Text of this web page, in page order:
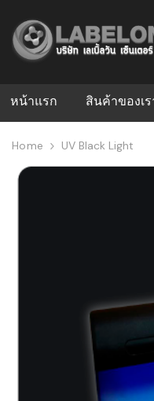
หน้าแรก สินค้าของเร
Home UV Black Light